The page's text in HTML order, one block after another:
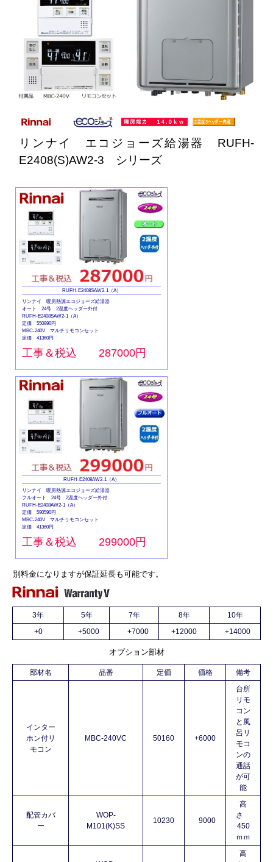
リンナイ エコジョーズ給湯器 RUFH-
E2408(S)AW2-3 シリーズ
RUFH-E2408SAW2-1（A）
リンナイ 暖房熱源エコジョーズ給湯器
オート 24号 2温度ヘッダー外付
RUFH-E2408SAW2-1（A）
定価 550990円
MBC-240V マルチリモコンセット
定価 41360円
工事＆税込 287000円
RUFH-E2408AW2-1（A）
リンナイ 暖房熱源エコジョーズ給湯器
フルオート 24号 2温度ヘッダー外付
RUFH-E2408AW2-1（A）
定価 590590円
MBC-240V マルチリモコンセット
定価 41360円
工事＆税込 299000円
別料金になりますが保証延長も可能です。
3年 5年 7年 8年
10年
+0
+5000 +7000 +12000 +14000
オプション部材
部材名 品番 定価 価格 備考
インター
ホン付リ
モコン
MBC-240VC 50160 +6000
台所
リモ
コン
と風
呂リ
モコ
ンの
通話
が可
能
配管カバ
ー
WOP-
M101(K)SS
10230 9000
高
さ
450
ｍｍ
高